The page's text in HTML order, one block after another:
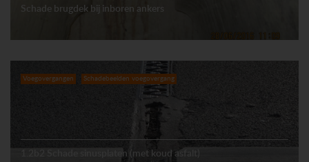
Schade brugdek bij inboren ankers
Voegovergangen Schadebeelden voegovergang
1.2b2 Schade sinusplaten (met koud asfalt)